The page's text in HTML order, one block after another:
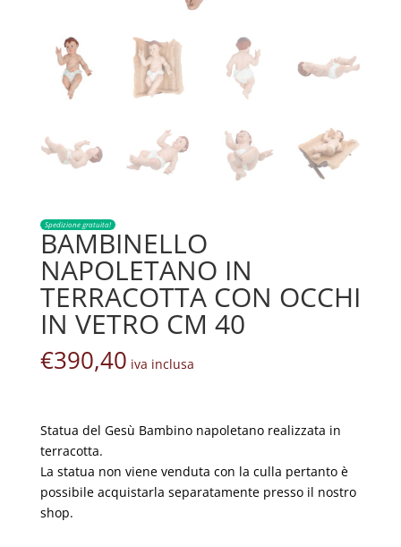
Spedizione gratuita!
BAMBINELLO
NAPOLETANO IN
TERRACOTTA CON OCCHI
IN VETRO CM 40
€390,40 iva inclusa
Statua del Gesù Bambino napoletano realizzata in
terracotta.
La statua non viene venduta con la culla pertanto è
possibile acquistarla separatamente presso il nostro
shop.